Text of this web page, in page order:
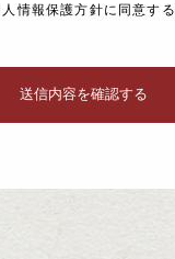
人情報保護方針に同意する